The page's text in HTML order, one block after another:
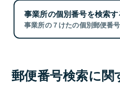
事業所の個別番号を検索す
事業所の７けたの個別郵便番
郵便番号検索に関